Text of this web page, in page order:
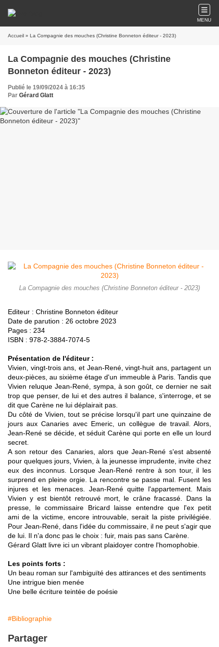
MENU
Accueil » La Compagnie des mouches (Christine Bonneton éditeur - 2023)
La Compagnie des mouches (Christine
Bonneton éditeur - 2023)
Publié le 19/09/2024 à 16:35
Par Gérard Glatt
La Compagnie des mouches (Christine Bonneton éditeur - 2023)
Editeur : Christine Bonneton éditeur
Date de parution : 26 octobre 2023
Pages : 234
ISBN : 978-2-3884-7074-5
Présentation de l'éditeur :
Vivien, vingt-trois ans, et Jean-René, vingt-huit ans, partagent un
deux-pièces, au sixième étage d'un immeuble à Paris. Tandis que
Vivien reluque Jean-René, sympa, à son goût, ce dernier ne sait
trop que penser, de lui et des autres il balance, s'interroge, et se
dit que Carène ne lui déplairait pas.
Du côté de Vivien, tout se précise lorsqu'il part une quinzaine de
jours aux Canaries avec Emeric, un collègue de travail. Alors,
Jean-René se décide, et séduit Carène qui porte en elle un lourd
secret.
A son retour des Canaries, alors que Jean-René s'est absenté
pour quelques jours, Vivien, à la jeunesse imprudente, invite chez
eux des inconnus. Lorsque Jean-René rentre à son tour, il les
surprend en pleine orgie. La rencontre se passe mal. Fusent les
injures et les menaces. Jean-René quitte l'appartement. Mais
Vivien y est bientôt retrouvé mort, le crâne fracassé. Dans la
presse, le commissaire Bricard laisse entendre que l'ex petit
ami de la victime, encore introuvable, serait la piste privilégiée.
Pour Jean-René, dans l'idée du commissaire, il ne peut s'agir que
de lui. Il n'a donc pas le choix : fuir, mais pas sans Carène.
Gérard Glatt livre ici un vibrant plaidoyer contre l'homophobie.
Les points forts :
Un beau roman sur l'ambiguïté des attirances et des sentiments
Une intrigue bien menée
Une belle écriture teintée de poésie
#Bibliographie
Partager